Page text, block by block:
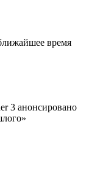
время
3 анонсировано